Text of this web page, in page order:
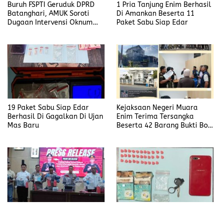
Buruh FSPTI Geruduk DPRD
Batanghari, AMUK Soroti
Dugaan Intervensi Oknum
1 Pria Tanjung Enim Berhasil
Di Amankan Beserta 11
Paket Sabu Siap Edar
19 Paket Sabu Siap Edar
Berhasil Di Gagalkan Di Ujan
Mas Baru
Kejaksaan Negeri Muara
Enim Terima Tersangka
Beserta 42 Barang Bukti Bobi